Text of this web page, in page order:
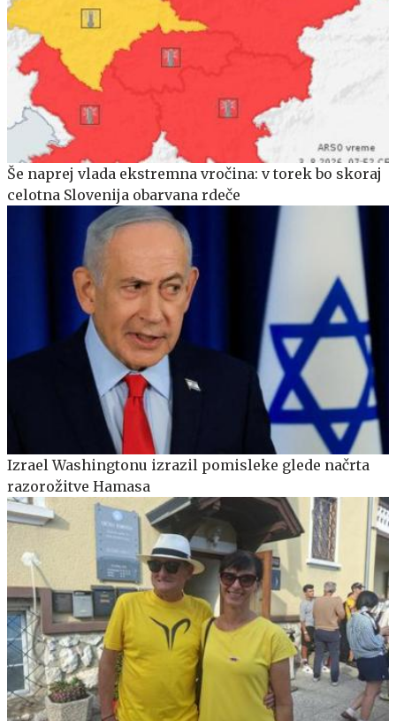
Še naprej vlada ekstremna vročina: v torek bo skoraj
celotna Slovenija obarvana rdeče
Izrael Washingtonu izrazil pomisleke glede načrta
razorožitve Hamasa